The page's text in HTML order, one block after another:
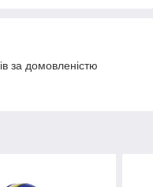
за домовленістю